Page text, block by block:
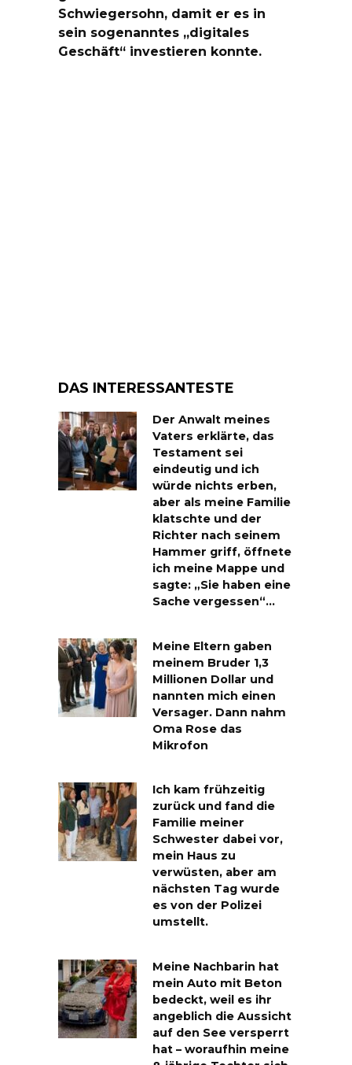
Schwiegersohn, damit er es in
sein sogenanntes „digitales
Geschäft“ investieren konnte.
DAS INTERESSANTESTE
Der Anwalt meines
Vaters erklärte, das
Testament sei
eindeutig und ich
würde nichts erben,
aber als meine Familie
klatschte und der
Richter nach seinem
Hammer griff, öffnete
ich meine Mappe und
sagte: „Sie haben eine
Sache vergessen“…
Meine Eltern gaben
meinem Bruder 1,3
Millionen Dollar und
nannten mich einen
Versager. Dann nahm
Oma Rose das
Mikrofon
Ich kam frühzeitig
zurück und fand die
Familie meiner
Schwester dabei vor,
mein Haus zu
verwüsten, aber am
nächsten Tag wurde
es von der Polizei
umstellt.
Meine Nachbarin hat
mein Auto mit Beton
bedeckt, weil es ihr
angeblich die Aussicht
auf den See versperrt
hat – woraufhin meine